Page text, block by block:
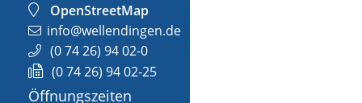
OpenStreetMap
info@wellendingen.de
(07426) 9402-0
(07426) 9402-25
Öffnungszeiten